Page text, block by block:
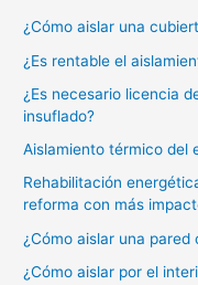
a
r
p
o
r
:
¿Cómo aislar una
¿Es rentable el
¿Es necesario licencia
insuflado?
Aislamiento térmico del
Rehabilitación
reforma con más
¿Cómo aislar una
¿Cómo aislar por el